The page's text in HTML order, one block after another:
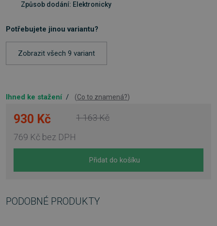
Způsob dodání: Elektronicky
Potřebujete jinou variantu?
Zobrazit všech 9 variant
Ihned ke stažení / (Co to znamená?)
930 Kč
769 Kč bez DPH
1 163 Kč
Přidat do košíku
PODOBNÉ PRODUKTY